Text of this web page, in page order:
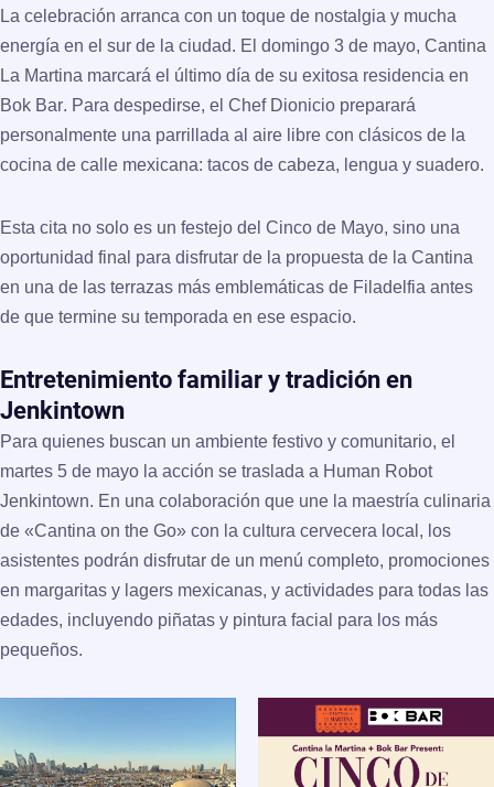
La celebración arranca con un toque de nostalgia y mucha
energía en el sur de la ciudad. El domingo 3 de mayo, Cantina
La Martina marcará el último día de su exitosa residencia en
Bok Bar. Para despedirse, el Chef Dionicio preparará
personalmente una parrillada al aire libre con clásicos de la
cocina de calle mexicana: tacos de cabeza, lengua y suadero.
Esta cita no solo es un festejo del Cinco de Mayo, sino una
oportunidad final para disfrutar de la propuesta de la Cantina
en una de las terrazas más emblemáticas de Filadelfia antes
de que termine su temporada en ese espacio.
Entretenimiento familiar y tradición en
Jenkintown
Para quienes buscan un ambiente festivo y comunitario, el
martes 5 de mayo la acción se traslada a Human Robot
Jenkintown. En una colaboración que une la maestría culinaria
de «Cantina on the Go» con la cultura cervecera local, los
asistentes podrán disfrutar de un menú completo, promociones
en margaritas y lagers mexicanas, y actividades para todas las
edades, incluyendo piñatas y pintura facial para los más
pequeños.